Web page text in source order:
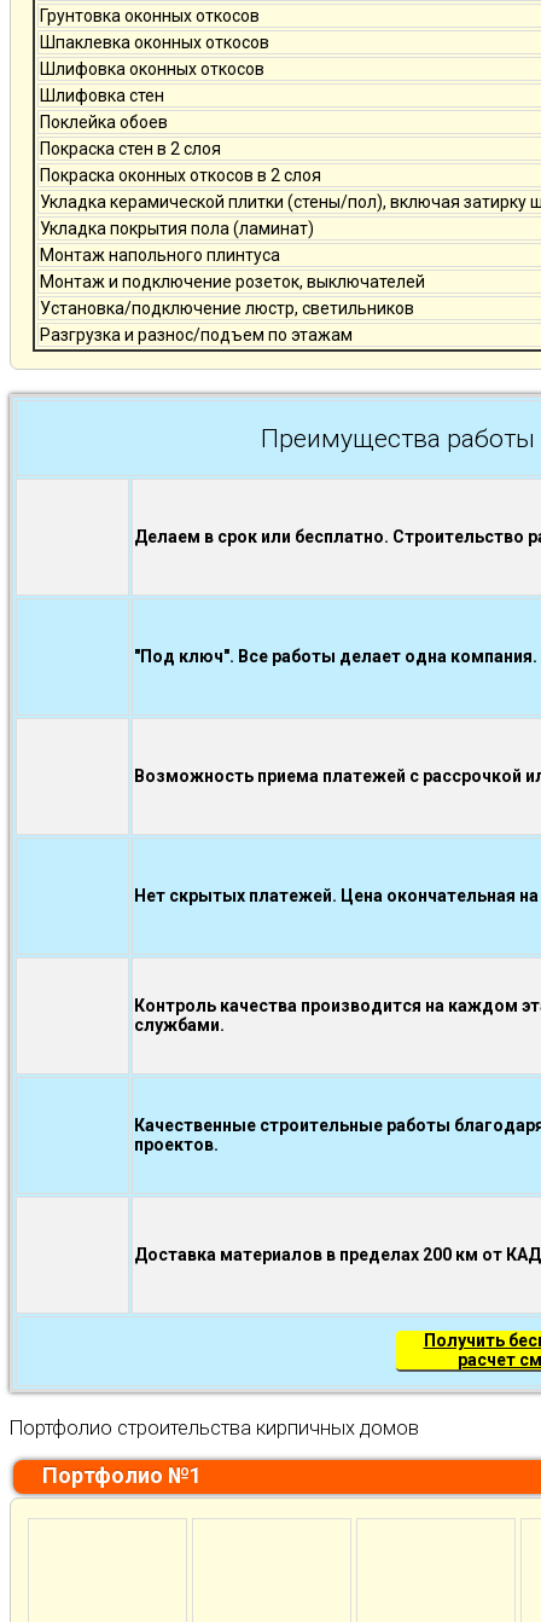
Грунтовка оконных откосов
Шпаклевка оконных откосов
Шлифовка оконных откосов
Шлифовка стен
Поклейка обоев
Покраска стен в 2 слоя
Покраска оконных откосов в 2 слоя
Укладка керамической плитки (стены/пол), включая затирку
Укладка покрытия пола (ламинат)
Монтаж напольного плинтуса
Монтаж и подключение розеток, выключателей
Установка/подключение люстр, светильников
Разгрузка и разнос/подъем по этажам
Преимущества
Делаем в срок или бесплатно. Строительство
"Под ключ". Все работы делает одна компания.
Возможность приема платежей с рассрочкой
Нет скрытых платежей. Цена окончательная
Контроль качества производится на каждом
службами.
Качественные строительные работы
проектов.
Доставка материалов в пределах 200 км от
Получить
расчет
Портфолио строительства кирпичных домов
Портфолио №1